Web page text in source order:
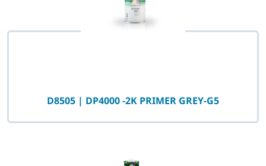
D8505 | DP4000 -2K PRIMER GREY-G5